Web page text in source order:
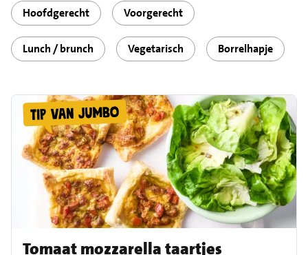
Hoofdgerecht Voorgerecht
Lunch / brunch Vegetarisch Borrelhapje
Tomaat mozzarella taartjes